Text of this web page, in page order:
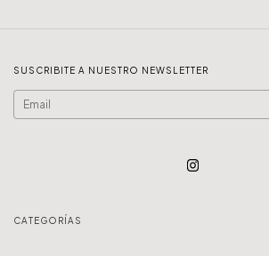
SUSCRIBITE A NUESTRO NEWSLETTER
CATEGORÍAS